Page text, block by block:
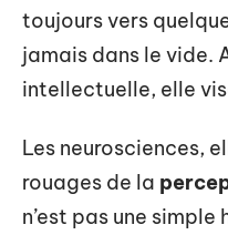
toujours vers
jamais dans le vide.
intellectuelle, elle
Les neurosciences,
rouages de la
n’est pas une